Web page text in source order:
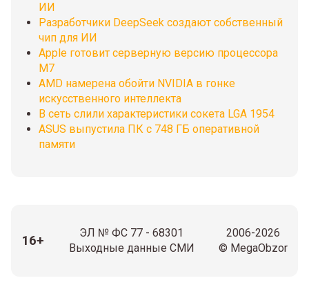
ИИ
Разработчики DeepSeek создают собственный
чип для ИИ
Apple готовит серверную версию процессора
M7
AMD намерена обойти NVIDIA в гонке
искусственного интеллекта
В сеть слили характеристики сокета LGA 1954
ASUS выпустила ПК с 748 ГБ оперативной
памяти
16+
ЭЛ № ФС 77 - 68301
Выходные данные СМИ
2006-2026
© MegaObzor